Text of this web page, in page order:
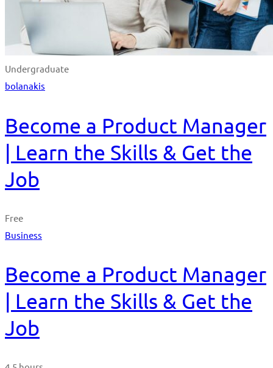
Undergraduate
bolanakis
Become a Product Manager
| Learn the Skills & Get the
Job
Free
Business
Become a Product Manager
| Learn the Skills & Get the
Job